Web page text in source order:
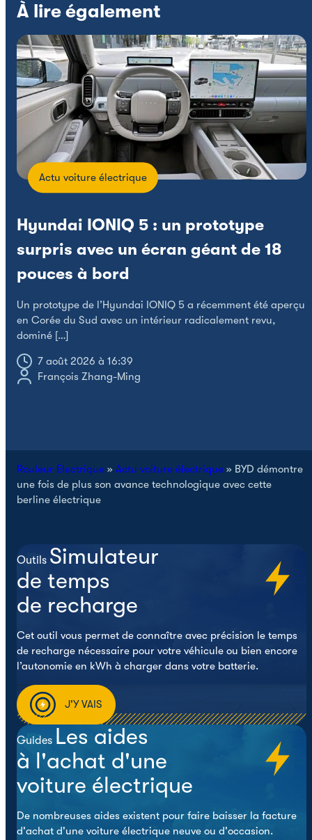
Rouleur Electrique » Actu voiture électrique » BYD démontre
une fois de plus son avance technologique avec cette
berline électrique
À lire également
Actu voiture électrique
Hyundai IONIQ 5 : un prototype
surpris avec un écran géant de 18
pouces à bord
Un prototype de l’Hyundai IONIQ 5 a récemment été aperçu
en Corée du Sud avec un intérieur radicalement revu,
dominé […]
7 août 2026 à 16:39
François Zhang-Ming
Outils Simulateur
de temps
de recharge
Cet outil vous permet de connaître avec précision le temps
de recharge nécessaire pour votre véhicule ou bien encore
l’autonomie en kWh à charger dans votre batterie.
J'Y VAIS
Guides Les aides
à l'achat d'une
voiture électrique
De nombreuses aides existent pour faire baisser la facture
d'achat d'une voiture électrique neuve ou d'occasion.